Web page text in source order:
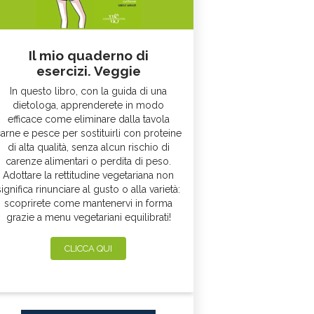
Il mio quaderno di
esercizi. Veggie
In questo libro, con la guida di una
dietologa, apprenderete in modo
efficace come eliminare dalla tavola
e pesce per sostituirli con proteine
di alta qualità, senza alcun rischio di
carenze alimentari o perdita di peso.
Adottare la rettitudine vegetariana non
rinunciare al gusto o alla varietà:
scoprirete come mantenervi in forma
grazie a menu vegetariani equilibrati!
CLICCA QUI